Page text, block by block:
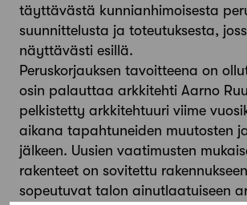
täyttävästä kunnianhimoisesta
suunnittelusta ja toteutuksesta,
näyttävästi esillä.
Peruskorjauksen tavoitteena on
osin palauttaa arkkitehti Aarno
pelkistetty arkkitehtuuri viime
aikana tapahtuneiden muutosten
jälkeen. Uusien vaatimusten
rakenteet on sovitettu
sopeutuvat talon ainutlaatuiseen